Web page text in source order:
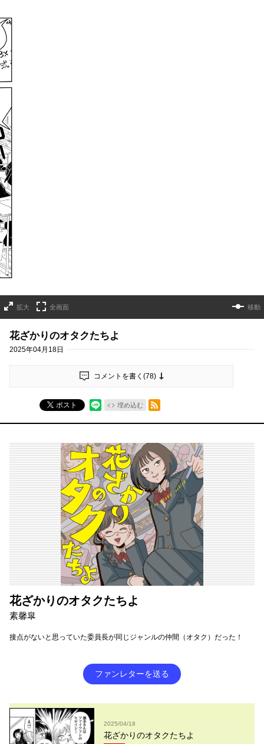
拡大 全画面 移動
花ざかりのオタクたちよ
2025年04月18日
コメントを書く(78)
ポスト 埋め込む
RSSフィード
花ざかりのオタクたちよ
素馨皐
接点がないと思っていた委員長が同じジャンルの仲間（オタク）だった！
ファンレターを送る
2025/04/18
花ざかりのオタクたちよ